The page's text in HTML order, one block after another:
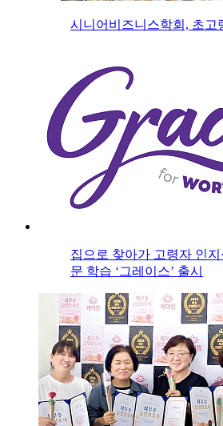
시니어비즈니스학회, 초고
집으로 찾아가 고령자 인
문 학습 ‘그레이스’ 출시